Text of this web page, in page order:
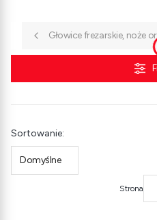
Głowice frezarskie, noże
Lista produktów
Sortowanie:
Domyślne
Strona